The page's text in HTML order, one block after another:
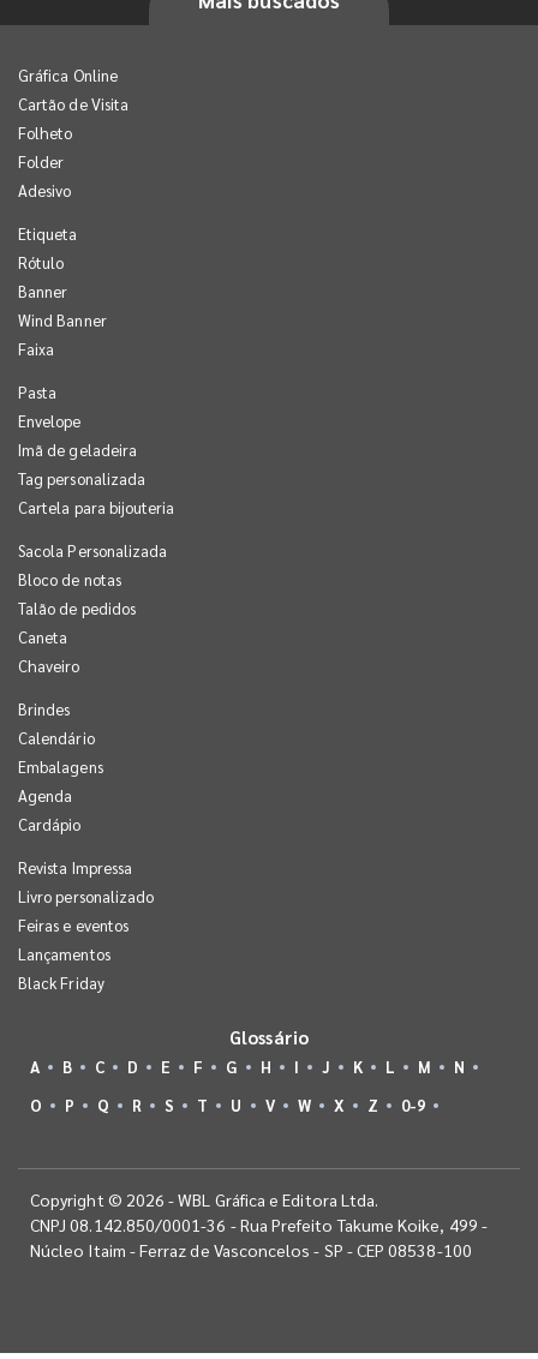
Gráfica Online
Cartão de Visita
Folheto
Folder
Adesivo
Etiqueta
Rótulo
Banner
Wind Banner
Faixa
Pasta
Envelope
Imã de geladeira
Tag personalizada
Cartela para bijouteria
Sacola Personalizada
Bloco de notas
Talão de pedidos
Caneta
Chaveiro
Brindes
Calendário
Embalagens
Agenda
Cardápio
Revista Impressa
Livro personalizado
Feiras e eventos
Lançamentos
Black Friday
Glossário
A B C D E F G H I J K L M
N
O
P Q R S T U V W X Z 0-9
Copyright © 2026 - WBL Gráfica e Editora Ltda.
CNPJ 08.142.850/0001-36 - Rua Prefeito Takume Koike, 499 -
Núcleo Itaim - Ferraz de Vasconcelos - SP - CEP 08538-100